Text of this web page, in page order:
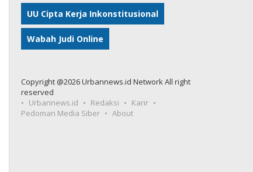
UU Cipta Kerja Inkonstitusional
Wabah Judi Online
Copyright @2026 Urbannews.id Network All right
reserved
Urbannews.id
Redaksi
Karir
Pedoman Media Siber
About